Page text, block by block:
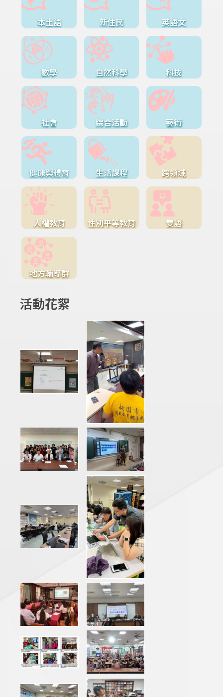
本土語 新住民 英語文
數學 自然科學 科技
社會 綜合活動 藝術
健康與體育 生活課程 跨領域
人權教育 性別平等教育 雙語
地方輔導群
活動花絮